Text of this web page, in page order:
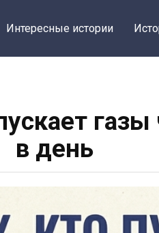
Интересные истории
в день